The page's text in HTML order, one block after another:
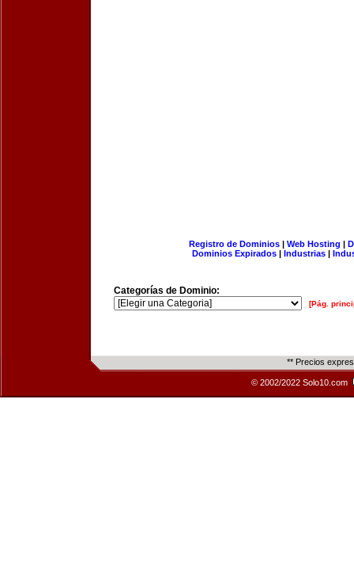
Registro de Dominios| Web Hosting |
Dominios Expirados | Industrias |
Categorías de Dominio:
[Pág.
** Precios
© 2002/2022 Solo10.com